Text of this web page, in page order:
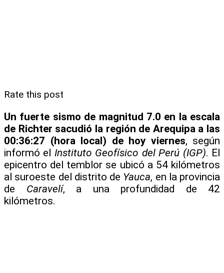
Rate this post
Un fuerte sismo de magnitud 7.0 en la escala
de Richter sacudió la región de Arequipa a las
00:36:27 (hora local) de hoy viernes, según
informó el Instituto Geofísico del Perú (IGP). El
epicentro del temblor se ubicó a 54 kilómetros
al suroeste del distrito de Yauca, en la provincia
de Caravelí, a una profundidad de 42
kilómetros.